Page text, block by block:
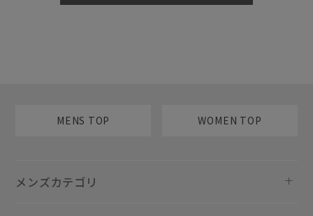
MENS TOP WOMEN TOP
メンズカテゴリ